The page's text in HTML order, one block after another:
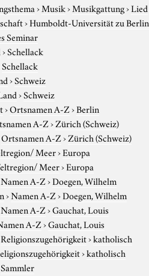
›Musik›Musikgattung›Lied
›Humboldt-Universität zu Berlin
Seminar
›Schellack
Schellack
›Schweiz
›Schweiz
›Ortsnamen A-Z›Berlin
A-Z›Zürich (Schweiz)
Ortsnamen A-Z›Zürich (Schweiz)
Meer›Europa
Meer›Europa
Namen A-Z›Doegen, Wilhelm
›Namen A-Z›Doegen, Wilhelm
Namen A-Z›Gauchat, Louis
A-Z›Gauchat, Louis
Religionszugehörigkeit›katholisch
›katholisch
Sammler